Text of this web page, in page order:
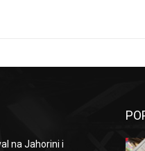
na Jahorini i